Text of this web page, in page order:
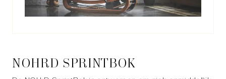
NOHRD SPRINTBOK